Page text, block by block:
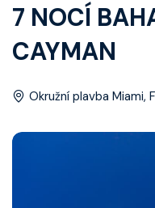
Zážitky z plaveb
Užitečné
Často kladené
7 NOCÍ
CAYMAN
Okružní plavba Miami,